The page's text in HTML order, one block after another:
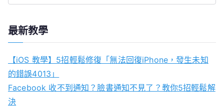
最新教學
【iOS 教學】5招輕鬆修復「無法回復iPhone，發生未知
的錯誤4013」
Facebook 收不到通知？臉書通知不見了？教你5招輕鬆解
決